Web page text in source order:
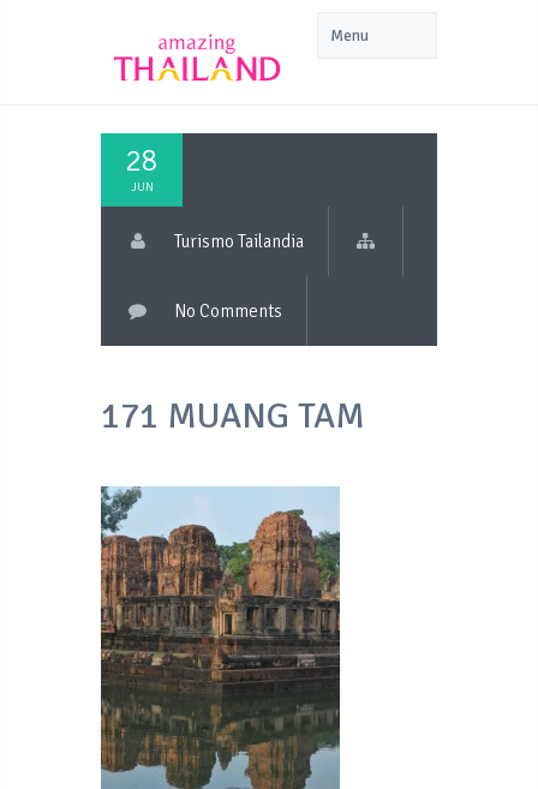
28
JUN
Turismo Tailandia
No Comments
171 MUANG TAM